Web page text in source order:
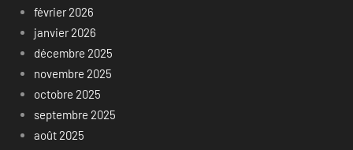
février 2026
janvier 2026
décembre 2025
novembre 2025
octobre 2025
septembre 2025
août 2025